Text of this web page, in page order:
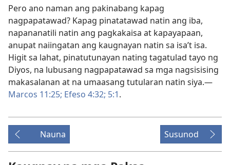
Pero ano naman ang pakinabang kapag
nagpapatawad? Kapag pinatatawad natin ang iba,
napananatili natin ang pagkakaisa at kapayapaan,
anupat naiingatan ang kaugnayan natin sa isa’t isa.
Higit sa lahat, pinatutunayan nating tagatulad tayo ng
Diyos, na lubusang nagpapatawad sa mga nagsisising
makasalanan at na umaasang tutularan natin siya.—
Marcos 11:25; Efeso 4:32; 5:1.
Nauna Susunod